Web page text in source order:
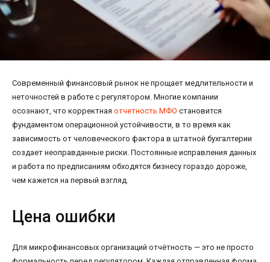
Современный финансовый рынок не прощает медлительности и
неточностей в работе с регулятором. Многие компании
осознают, что корректная отчетность МФО становится
фундаментом операционной устойчивости, в то время как
зависимость от человеческого фактора в штатной бухгалтерии
создает неоправданные риски. Постоянные исправления данных
и работа по предписаниям обходятся бизнесу гораздо дороже,
чем кажется на первый взгляд.
Цена ошибки
Для микрофинансовых организаций отчётность — это не просто